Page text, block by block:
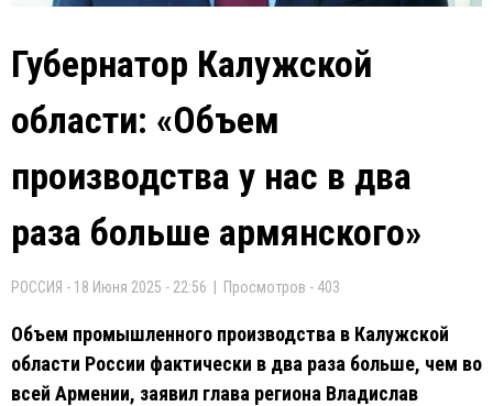
Губернатор Калужской
области: «Объем
производства у нас в два
раза больше армянского»
РОССИЯ - 18 Июня 2025 - 22:56 | Просмотров - 403
Объем промышленного производства в Калужской
области России фактически в два раза больше, чем во
всей Армении, заявил глава региона Владислав